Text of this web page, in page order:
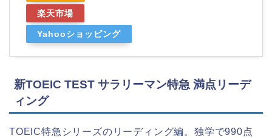
楽天市場
Yahooショッピング
新TOEIC TEST サラリーマン特急 満点リーデ
ィング
TOEIC特急シリーズのリーディング編。独学で990点